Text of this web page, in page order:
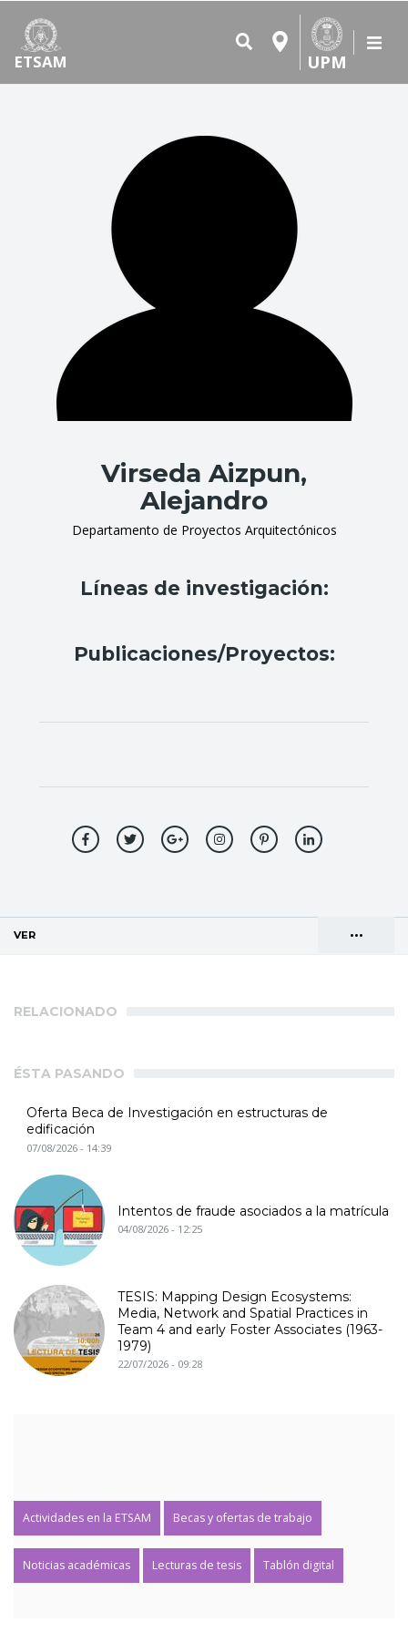
ETSAM UPM
Virseda Aizpun,
Alejandro
Departamento de Proyectos Arquitectónicos
Líneas de investigación:
Publicaciones/Proyectos:
•••
VER
RELACIONADO
ÉSTA PASANDO
Oferta Beca de Investigación en estructuras de
edificación
07/08/2026 - 14:39
Intentos de fraude asociados a la matrícula
04/08/2026 - 12:25
TESIS: Mapping Design Ecosystems:
Media, Network and Spatial Practices in
Team 4 and early Foster Associates (1963-
1979)
22/07/2026 - 09:28
Actividades en la ETSAM Becas y ofertas de trabajo
Noticias académicas Lecturas de tesis Tablón digital